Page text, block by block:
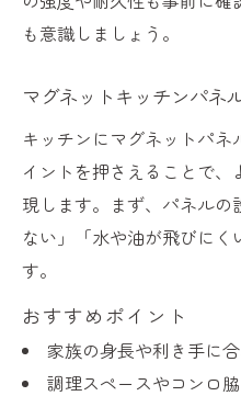
も意識しましょう。
マグネットキッチンパネ
キッチンにマグネットパ
イントを押さえることで
現します。まず、パネル
ない」「水や油が飛びに
す。
おすすめポイント
家族の身長や利き手に
調理スペースやコンロ